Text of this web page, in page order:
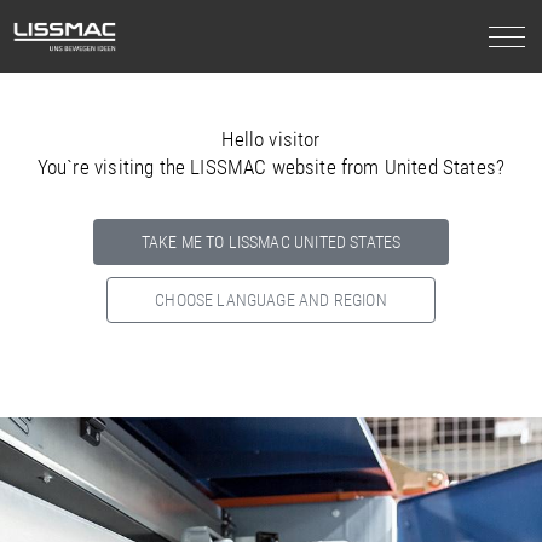
Hello visitor
You`re visiting the LISSMAC website from United States?
TAKE ME TO LISSMAC UNITED STATES
CHOOSE LANGUAGE AND REGION
Select your country below so we can showyou the correct
information for your location.
NORTH AMERICA SOUTH AMERICA